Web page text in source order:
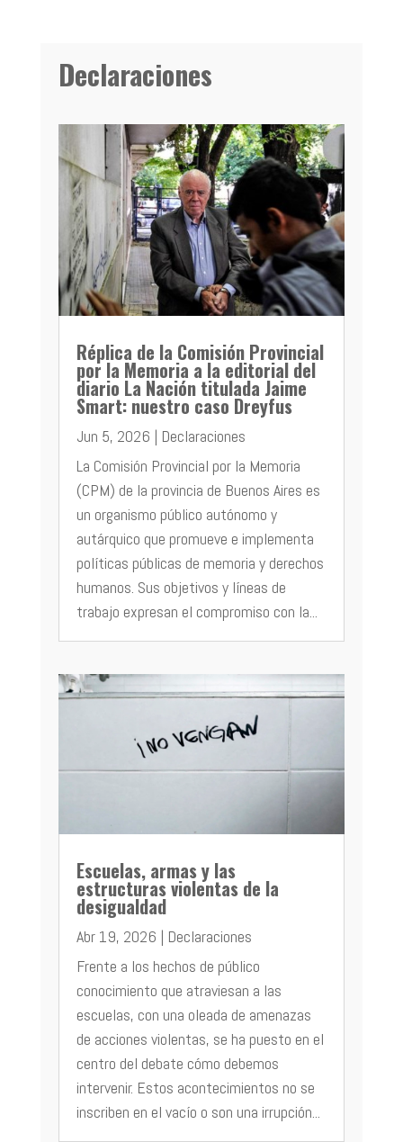
Declaraciones
Réplica de la Comisión Provincial
por la Memoria a la editorial del
diario La Nación titulada Jaime
Smart: nuestro caso Dreyfus
Jun 5, 2026 | Declaraciones
La Comisión Provincial por la Memoria
(CPM) de la provincia de Buenos Aires es
un organismo público autónomo y
autárquico que promueve e implementa
políticas públicas de memoria y derechos
humanos. Sus objetivos y líneas de
trabajo expresan el compromiso con la...
Escuelas, armas y las
estructuras violentas de la
desigualdad
Abr 19, 2026 | Declaraciones
Frente a los hechos de público
conocimiento que atraviesan a las
escuelas, con una oleada de amenazas
de acciones violentas, se ha puesto en el
centro del debate cómo debemos
intervenir. Estos acontecimientos no se
inscriben en el vacío o son una irrupción...